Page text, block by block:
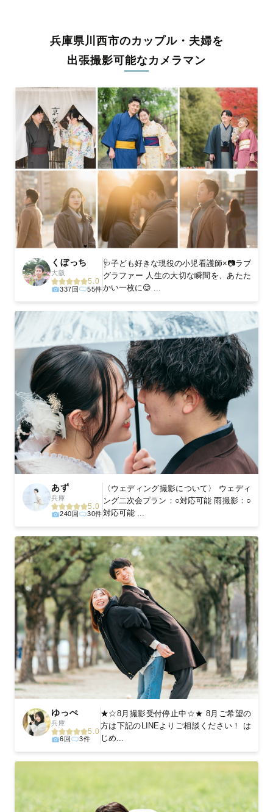
料金は全国どこでも一律。わかりやすく安心の価格設定です。オ
リジナルの研修と厳正な審査に合格し、撮影技術やホスピタリテ
ィを身につけたプロのカメラマンが全国47都道府県に在籍してい
験をお届けします。
丁寧なレタッチで思い出を美しく仕上げます
撮影後は、独自の編集技術で写真の明るさや色合いを丁寧に調
整。自然な雰囲気を残しつつも、おしゃれで洗練された仕上がり
に。きっと「こんな写真を撮ってほしかった！」と思える一枚に
出会えます。まずは、ラブグラフの
撮影事例をご覧ください。
兵庫県川西市のカップル・夫婦を
出張撮影可能なカメラマン
くぼっち
大阪
5.0
337回 55件
🩺子ども好きな現役の小児看護師×📷ラブ
グラファー 人生の大切な瞬間を、あたた
かい一枚に😌 ...
あず
兵庫
5.0
240回 30件
〈ウェディング撮影について〉 ウェディ
ング二次会プラン：○対応可能 雨撮影：○
対応可能 ...
ゆっぺ
兵庫
5.0
6回 3件
★☆8月撮影受付停止中☆★ 8月ご希望の
方は下記のLINEよりご相談ください！ は
じめ...